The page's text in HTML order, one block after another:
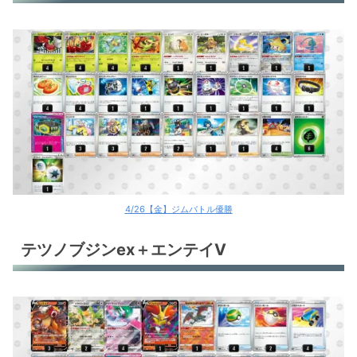
4/26【金】ジムバトル優勝
テツノブジンex＋エンテイV